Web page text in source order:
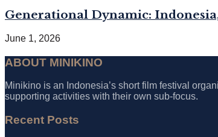
Generational Dynamic:
June 1, 2026
ABOUT MINIKINO
Minikino is an Indonesia’s short film festival
supporting activities with their own sub-focus.
Recent Posts